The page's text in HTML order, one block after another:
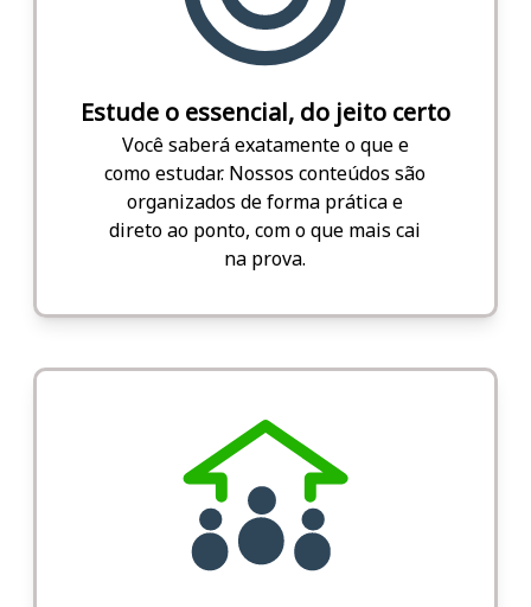
Estude o essencial, do jeito certo
Você saberá exatamente o que e
como estudar. Nossos conteúdos são
organizados de forma prática e
direto ao ponto, com o que mais cai
na prova.